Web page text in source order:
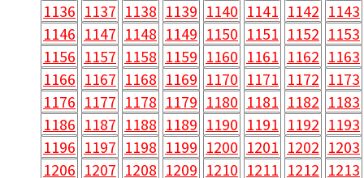
1136 1137 1138 1139 1140 1141 1142 1143
1146 1147 1148 1149 1150 1151 1152 1153
1156 1157 1158 1159 1160 1161 1162 1163
1166 1167 1168 1169 1170 1171 1172 1173
1176 1177 1178 1179 1180 1181 1182 1183
1186 1187 1188 1189 1190 1191 1192 1193
1196 1197 1198 1199 1200 1201 1202 1203
1206 1207 1208 1209 1210 1211 1212 1213